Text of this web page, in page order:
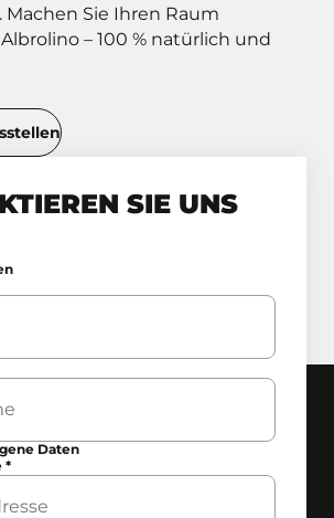
Sie Ihren Raum
– 100 % natürlich und
SIE UNS
Daten
*